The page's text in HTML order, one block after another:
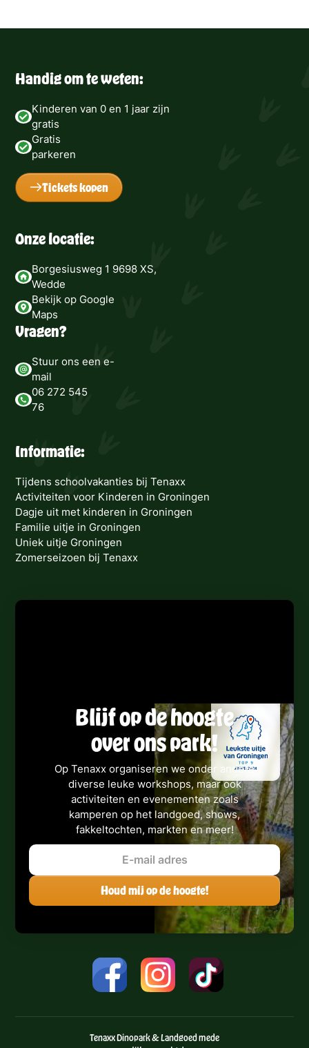
Handig om te weten:
Kinderen van 0 en 1 jaar zijn
gratis
Gratis
parkeren
Tickets kopen
Onze locatie:
Borgesiusweg 1 9698 XS,
Wedde
Bekijk op Google
Maps
Vragen?
Stuur ons een e-
mail
06 272 545
76
Informatie:
Tijdens schoolvakanties bij Tenaxx
Activiteiten voor Kinderen in Groningen
Dagje uit met kinderen in Groningen
Familie uitje in Groningen
Uniek uitje Groningen
Zomerseizoen bij Tenaxx
Blijf op de hoogte
over ons park!
Op Tenaxx organiseren we onder andere
diverse leuke workshops, maar ook
activiteiten en evenementen zoals
kamperen op het landgoed, shows,
fakkeltochten, markten en meer!
Tenaxx Dinopark & Landgoed mede